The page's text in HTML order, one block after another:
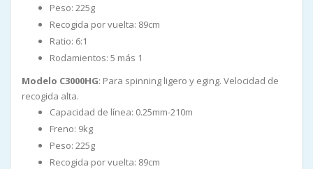
Peso: 225g
Recogida por vuelta: 89cm
Ratio: 6:1
Rodamientos: 5 más 1
Modelo C3000HG: Para spinning ligero y eging. Velocidad de
recogida alta.
Capacidad de línea: 0.25mm-210m
Freno: 9kg
Peso: 225g
Recogida por vuelta: 89cm